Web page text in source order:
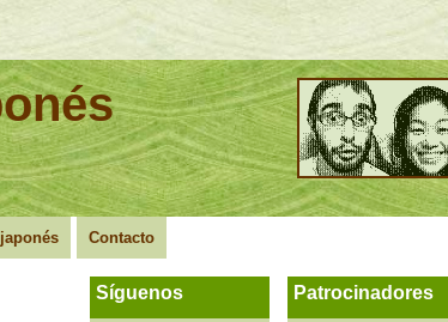
Contacto
Síguenos Patrocinadores